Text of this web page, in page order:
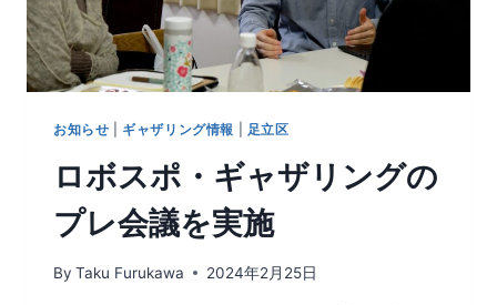
お知らせ ギャザリング情報 足立区
ロボスポ・ギャザリングの
プレ会議を実施
By Taku Furukawa 2024年2月25日